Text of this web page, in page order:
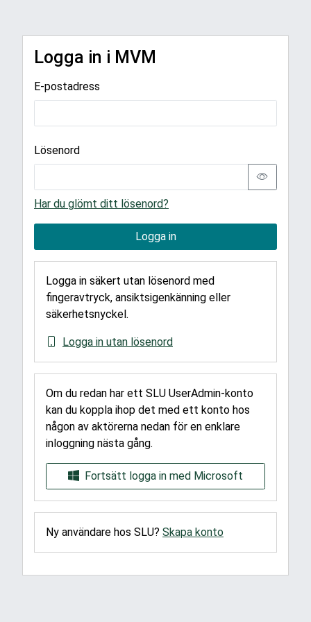
Logga in i MVM
E-postadress
Lösenord
Har du glömt ditt lösenord?
Logga in
Logga in säkert utan lösenord med
fingeravtryck, ansiktsigenkänning eller
säkerhetsnyckel.
Logga in utan lösenord
Om du redan har ett SLU UserAdmin-konto
kan du koppla ihop det med ett konto hos
någon av aktörerna nedan för en enklare
inloggning nästa gång.
Fortsätt logga in med Microsoft
Ny användare hos SLU? Skapa konto